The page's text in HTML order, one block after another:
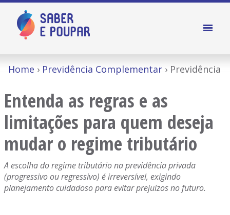
Home Previdência Complementar Previdência
Entenda as regras e as
limitações para quem deseja
mudar o regime tributário
A escolha do regime tributário na previdência privada
(progressivo ou regressivo) é irreversível, exigindo
planejamento cuidadoso para evitar prejuízos no futuro.